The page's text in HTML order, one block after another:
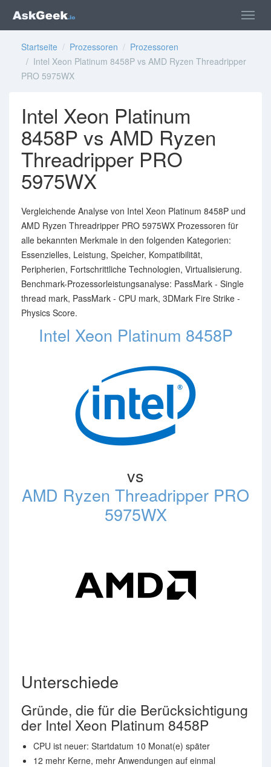
Startseite / Prozessoren / Prozessoren
/ Intel Xeon Platinum 8458P vs AMD Ryzen Threadripper
PRO 5975WX
Intel Xeon Platinum
8458P vs AMD Ryzen
Threadripper PRO
5975WX
Vergleichende Analyse von Intel Xeon Platinum 8458P und
AMD Ryzen Threadripper PRO 5975WX Prozessoren für
alle bekannten Merkmale in den folgenden Kategorien:
Essenzielles, Leistung, Speicher, Kompatibilität,
Peripherien, Fortschrittliche Technologien, Virtualisierung.
Benchmark-Prozessorleistungsanalyse: PassMark - Single
thread mark, PassMark - CPU mark, 3DMark Fire Strike -
Physics Score.
Intel Xeon Platinum 8458P
vs
AMD Ryzen Threadripper PRO
5975WX
Unterschiede
Gründe, die für die Berücksichtigung
der Intel Xeon Platinum 8458P
CPU ist neuer: Startdatum 10 Monat(e) später
12 mehr Kerne, mehr Anwendungen auf einmal